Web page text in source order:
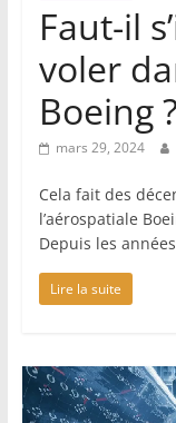
Faut-il
voler
Boeing ?
mars 29, 2024
Cela fait des
l’aérospatiale
Depuis les
Lire la suite